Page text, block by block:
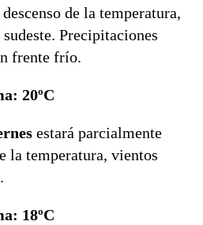
de la temperatura,
Precipitaciones
frente frío.
20ºC
estará parcialmente
la temperatura, vientos
18ºC